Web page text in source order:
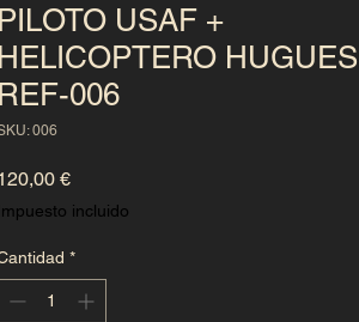
PILOTO USAF +
HELICOPTERO HUGUES
REF-006
006
€Precio
incluido
*